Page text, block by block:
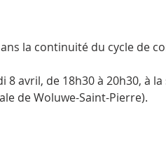
la continuité du cycle de
avril, de 18h30 à 20h30, à
de Woluwe-Saint-Pierre).